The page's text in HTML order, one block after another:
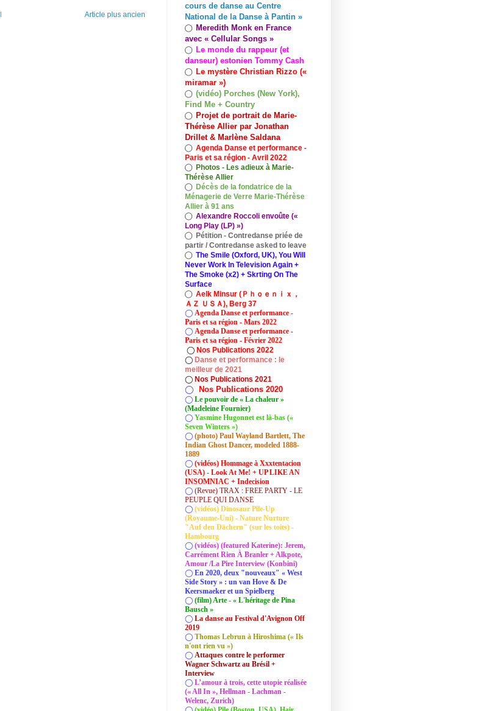
Article plus ancien
cours de danse au Centre
National de la Danse à Pantin »
◯ Meredith Monk en France
avec « Cellular Songs »
◯ Le monde du rappeur (et
danseur) estonien Tommy Cash
◯ Le mystère Christian Rizzo («
miramar »)
◯ (vidéo) Porches (New York),
Find Me + Country
◯ Projet de portrait de Marie-
Thérèse Allier par Jonathan
Drillet & Marlène Saldana
◯ Agenda Danse et performance -
Paris et sa région - Avril 2022
◯ Photos - Les adieux à Marie-
Thérèse Allier
◯ Décès de la fondatrice de la
Ménagerie de Verre Marie-Thérèse
Allier à 91 ans
◯ Alexandre Roccoli envoûte («
Long Play (LP) »)
◯ Pétition - Contredanse priée de
partir / Contredanse asked to leave
◯ The Smile (Oxford, UK), You Will
Never Work In Television Again +
The Smoke (x2) + Skrting On The
Surface
◯ Aelk Minsur (Ｐｈｏｅｎｉｘ，
ＡＺ ＵＳＡ), Berg 37
◯ Agenda Danse et performance -
Paris et sa région - Mars 2022
◯ Agenda Danse et performance -
Paris et sa région - Février 2022
◯ Nos Publications 2022
◯ Danse et performance : le
meilleur de 2021
◯ Nos Publications 2021
◯ Nos Publications 2020
◯ Le pouvoir de « La chaleur »
(Madeleine Fournier)
◯ Yasmine Hugonnet est là-bas («
Seven Winters »)
◯ (photo) Paul Wayland Bartlett, The
Indian Ghost Dancer, modeled 1888-
1889
◯ (vidéos) Hommage à Xxxtentacion
(USA) - Look At Me! + UP LIKE AN
INSOMNIAC + Indecision
◯ (Revue) TRAX : FREE PARTY - LE
PEUPLE QUI DANSE
◯ (vidéos) Dinosaur Pile-Up
(Royaume-Uni) - Nature Nurture
"Auf den Dächern" (sur les toits) -
Hambourg
◯ (vidéos) (featured Katerine): Jerem,
Carrément Rien À Branler + Alkpote,
Amour /La Pire Interview (Konbini)
◯ En 2020, deux "nouveaux" « West
Side Story » : un van Hove & De
Keersmaeker et un Spielberg
◯ (film) Arte - « L'héritage de Pina
Bausch »
◯ La danse au Festival d'Avignon Off
2019
◯ Thomas Lebrun à Hiroshima (« Ils
n'ont rien vu »)
◯ Attaques contre le performer
Wagner Schwartz au Brésil +
Interview
◯ L’amour à trois, cette utopie réalisée
(« All In », Hellman - Lachman -
Welenc, Zurich)